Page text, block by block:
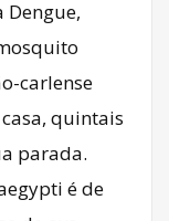
carlense
quintais
parada.
é de